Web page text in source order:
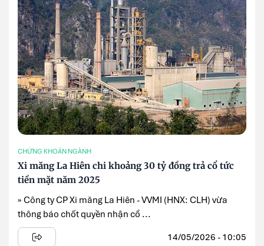
CHỨNG KHOÁN NGÀNH
Xi măng La Hiên chi khoảng 30 tỷ đồng trả cổ tức
tiền mặt năm 2025
» Công ty CP Xi măng La Hiên - VVMI (HNX: CLH) vừa
thông báo chốt quyền nhận cổ ...
14/05/2026 - 10:05